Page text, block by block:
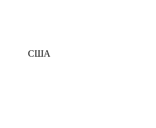
США